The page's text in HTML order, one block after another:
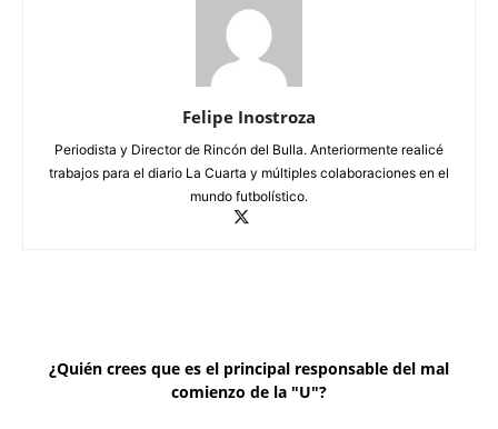
Felipe Inostroza
Periodista y Director de Rincón del Bulla. Anteriormente realicé
trabajos para el diario La Cuarta y múltiples colaboraciones en el
mundo futbolístico.
¿Quién crees que es el principal responsable del mal
comienzo de la "U"?